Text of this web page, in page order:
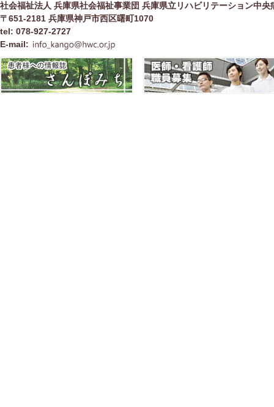
社会福祉法人 兵庫県社会福祉事業団 兵庫県立リハビリテーション中央
〒651-2181 兵庫県神戸市西区曙町1070
tel: 078-927-2727
E-mail: